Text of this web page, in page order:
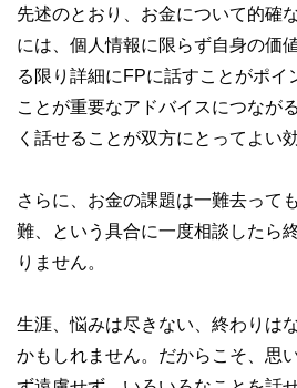
先述のとおり、お金について的確
には、個人情報に限らず自身の価
る限り詳細にFPに話すことがポイ
ことが重要なアドバイスにつなが
く話せることが双方にとってよい
さらに、お金の課題は一難去って
難、という具合に一度相談したら
りません。
生涯、悩みは尽きない、終わりは
かもしれません。だからこそ、思